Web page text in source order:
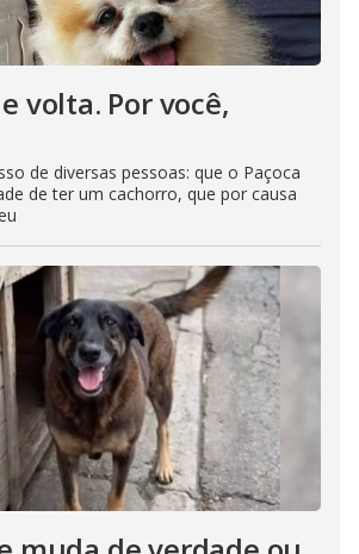
volta. Por você,
de diversas pessoas: que o Paçoca
de ter um cachorro, que por causa